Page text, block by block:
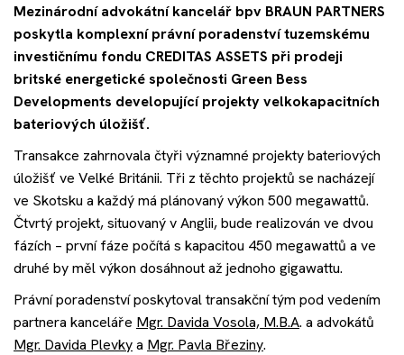
Podnikatelské sektory
Novinky
Akce
Kontakt
Nechte si poradit
Mezinárodní advokátní kancelář bpv BRAUN PARTNERS
poskytla komplexní právní poradenství tuzemskému
investičnímu fondu CREDITAS ASSETS při prodeji
britské energetické společnosti Green Bess
Developments developující projekty velkokapacitních
bateriových úložišť.
Transakce zahrnovala čtyři významné projekty bateriových
úložišť ve Velké Británii. Tři z těchto projektů se nacházejí
ve Skotsku a každý má plánovaný výkon 500 megawattů.
Čtvrtý projekt, situovaný v Anglii, bude realizován ve dvou
fázích – první fáze počítá s kapacitou 450 megawattů a ve
druhé by měl výkon dosáhnout až jednoho gigawattu.
Právní poradenství poskytoval transakční tým pod vedením
partnera kanceláře Mgr. Davida Vosola, M.B.A. a advokátů
Mgr. Davida Plevkya Mgr. Pavla Březiny.